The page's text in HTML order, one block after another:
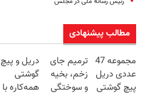
مطالب پیشنهادی
مجموعه 47
عددی دریل
پیچ گوشتی
ترمیم جای
زخم، بخیه
و سوختگی
دریل و پیچ
گوشتی
همه‌کاره با